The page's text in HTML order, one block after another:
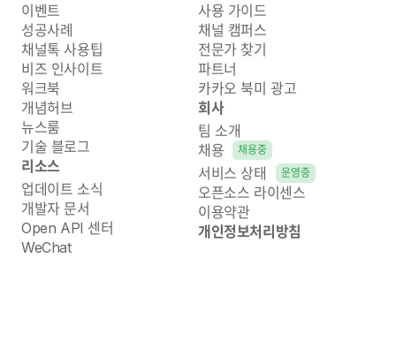
이벤트
성공사례
채널톡 사용팁
비즈 인사이트
워크북
개념허브
뉴스룸
기술 블로그
리소스
업데이트 소식
개발자 문서
Open API 센터
WeChat
사용 가이드
채널 캠퍼스
전문가 찾기
파트너
카카오 북미 광고
회사
팀 소개
채용
채용중
서비스 상태 운영중
오픈소스 라이센스
이용약관
개인정보처리방침